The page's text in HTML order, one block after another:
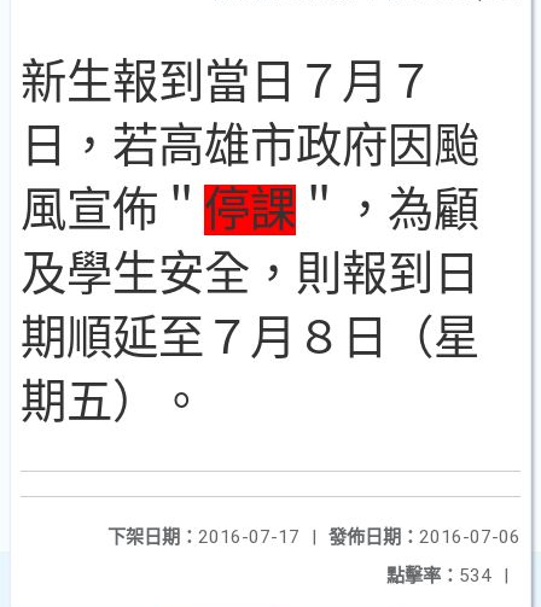
新生報到當日７月７
日，若高雄市政府因颱
風宣佈＂ 停課 ＂，為顧
及學生安全，則報到日
期順延至７月８日（星
期五）。
發佈日期： 2016-07-06
下架日期： 2016-07-17
|
點擊率： 534 |